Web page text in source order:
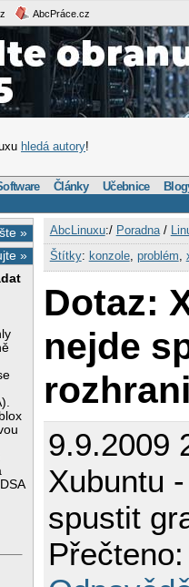
AbcPráce.cz
hledá autory!
Články Učebnice
»
»
AbcLinuxu:/ Poradna/
Štítky: konzole, problém
Dotaz:
nejde
9.9.2009
Xubuntu
spustit